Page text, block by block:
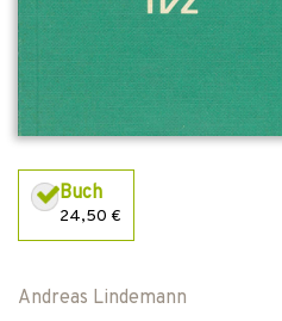
Buch
24,50 €
Andreas Lindemann